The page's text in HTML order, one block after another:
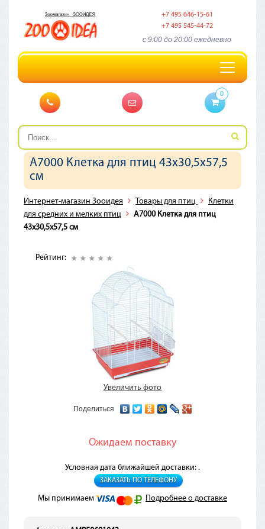
+7 495 646-15-61
+7 495 545-44-72
c 9:00 до 20:00 ежедневно
Toggle
navigation
0
A7000 Клетка для птиц 43х30,5х57,5
см
Интернет-магазин Зооидея Товары для птиц
Клетки
для средних и мелких птиц
A7000 Клетка для птиц
43х30,5х57,5 см
Рейтинг:
Увеличить фото
Поделиться
Ожидаем поставку
Условная дата ближайшей доставки: .
ЗАКАЗАТЬ ПО ТЕЛЕФОНУ
Мы принимаем Подробнее о доставке